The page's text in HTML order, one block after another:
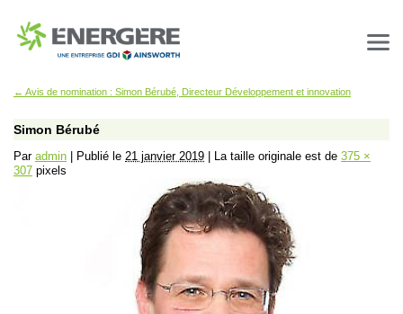
← Avis de nomination : Simon Bérubé, Directeur Développement et innovation
Simon Bérubé
Par admin Publié le 21 janvier 2019 La taille originale est de 375 ×
307 pixels